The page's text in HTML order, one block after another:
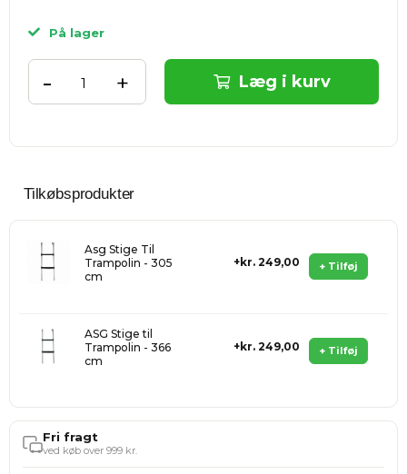
På lager
+
- Læg i kurv
Tilkøbsprodukter
+ Tilføj
Asg Stige Til
Trampolin - 305
cm
kr. 249,00
+ Tilføj
ASG Stige til
Trampolin - 366
cm
kr. 249,00
Fri fragt
ved køb over 999 kr.